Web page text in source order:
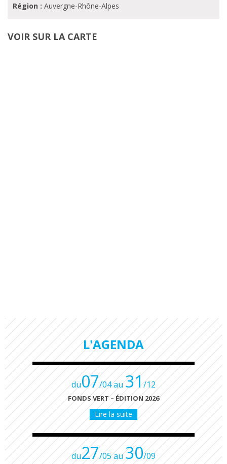
Région : Auvergne-Rhône-Alpes
VOIR SUR LA CARTE
L'AGENDA
du07/04 au31/12
FONDS VERT – ÉDITION 2026
Lire la suite
du27/05 au30/09